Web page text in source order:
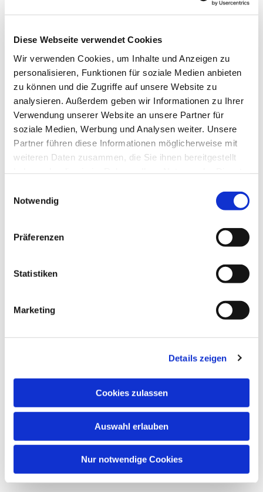
Diese Webseite verwendet Cookies
Wir verwenden Cookies, um Inhalte und Anzeigen zu
personalisieren, Funktionen für soziale Medien anbieten
zu können und die Zugriffe auf unsere Website zu
analysieren. Außerdem geben wir Informationen zu Ihrer
Verwendung unserer Website an unsere Partner für
soziale Medien, Werbung und Analysen weiter. Unsere
Partner führen diese Informationen möglicherweise mit
weiteren Daten zusammen, die Sie ihnen bereitgestellt
Notwendig
Präferenzen
Statistiken
Marketing
Details zeigen
Cookies zulassen
Auswahl erlauben
Nur notwendige Cookies
Dies könnte Sie auch
interessieren